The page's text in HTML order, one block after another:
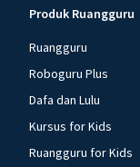
Produk Ruangguru
Ruangguru
Roboguru Plus
Dafa dan Lulu
Kursus for Kids
Ruangguru for Kids